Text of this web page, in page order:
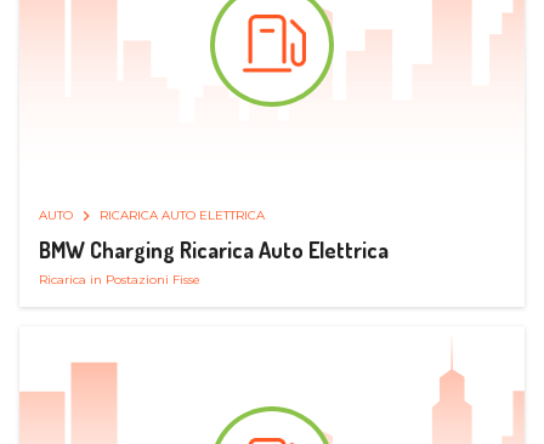
AUTO RICARICA AUTO ELETTRICA
BMW Charging Ricarica Auto Elettrica
Ricarica in Postazioni Fisse